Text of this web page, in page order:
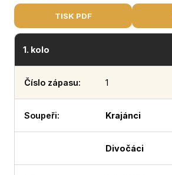
TISK PDF
1. kolo
1
Krajánci
Divočáci